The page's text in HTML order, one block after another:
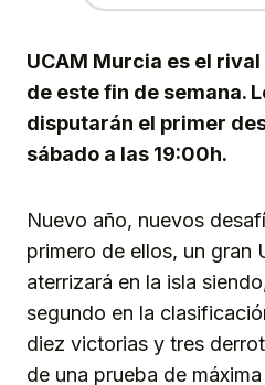
UCAM Murcia es el
de este fin de semana.
disputarán el primer
sábado a las 19:00h.
Nuevo año, nuevos
primero de ellos, un gran
aterrizará en la isla
segundo en la
diez victorias y tres
de una prueba de